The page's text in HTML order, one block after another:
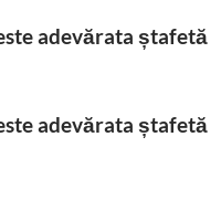
adevărata ștafetă
adevărata ștafetă